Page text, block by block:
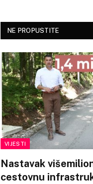
NE PROPUSTITE
VIJESTI
Nastavak
cestovnu